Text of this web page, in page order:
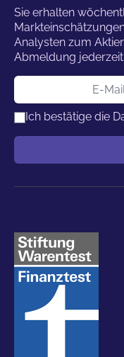
Sie erhalten
Analysten zum
Abmeldung
E-Mail-Adresse
Ich bestätige die